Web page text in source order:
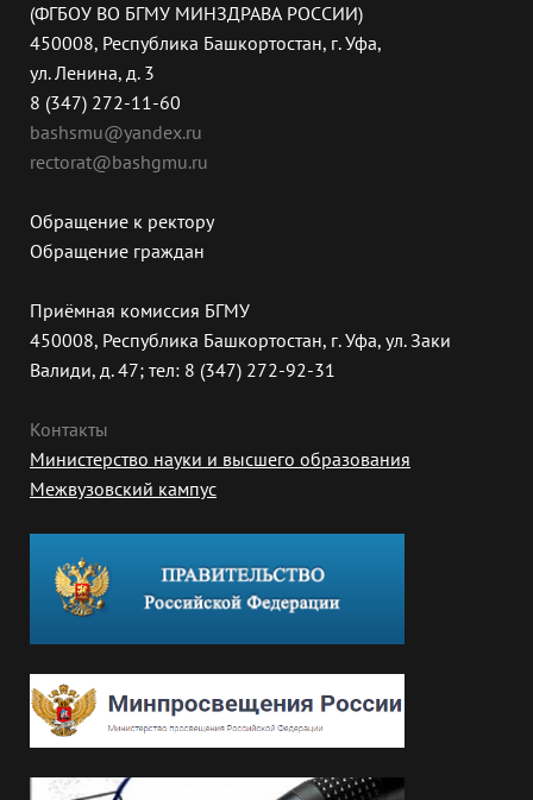
(ФГБОУ ВО БГМУ МИНЗДРАВА РОССИИ)
450008, Республика Башкортостан, г. Уфа,
ул. Ленина, д. 3
8 (347) 272-11-60
bashsmu@yandex.ru
rectorat@bashgmu.ru
Обращение к ректору
Обращение граждан
Приёмная комиссия БГМУ
450008, Республика Башкортостан, г. Уфа, ул. Заки
Валиди, д. 47; тел: 8 (347) 272-92-31
Контакты
Министерство науки и высшего образования
Межвузовский кампус